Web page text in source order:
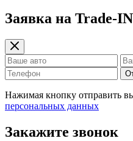
Заявка на Trade-IN
Нажимая кнопку отправить
персональных данных
Закажите звонок